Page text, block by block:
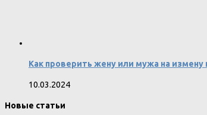
Как проверить жену или мужа на
10.03.2024
Новые статьи